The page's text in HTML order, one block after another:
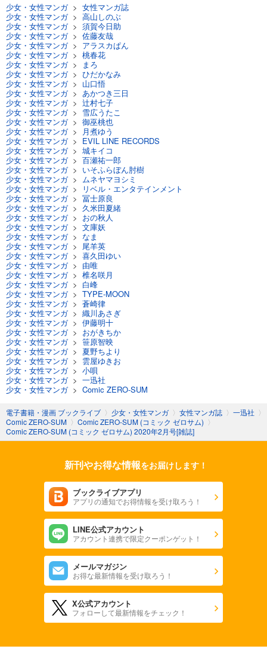
あらすじを表示する
509 円 (税込)
あらすじを表示する
509 円 (税込)
あらすじを表示する
509円 (税込)
あらすじを表示する
509円 (税込)
あらすじを表示する
カート
509円 (税込)
あらすじを表示する
509円 (税込)
少女・女性マンガ> 女性マンガ誌
少女・女性マンガ> 高山しのぶ
少女・女性マンガ> 須賀今日助
少女・女性マンガ> 佐藤友哉
少女・女性マンガ> アラスカぱん
少女・女性マンガ> 桃春花
少女・女性マンガ>
まろ
少女・女性マンガ> ひだかなみ
少女・女性マンガ> 山口悟
少女・女性マンガ> あかつき三日
少女・女性マンガ> 辻村七子
少女・女性マンガ> 雪広うたこ
少女・女性マンガ> 御巫桃也
少女・女性マンガ>
月煮ゆう
少女・女性マンガ> EVIL LINE RECORDS
少女・女性マンガ> 城キイコ
少女・女性マンガ> 百瀬祐一郎
少女・女性マンガ> いそふらぼん肘樹
少女・女性マンガ>
ムネヤマヨシミ
少女・女性マンガ>
リベル・エンタテインメント
少女・女性マンガ> 冨士原良
少女・女性マンガ> 久米田夏緒
少女・女性マンガ> おの秋人
少女・女性マンガ> 文庫妖
少女・女性マンガ> なま
少女・女性マンガ> 尾羊英
少女・女性マンガ> 喜久田ゆい
少女・女性マンガ> 由唯
少女・女性マンガ> 椎名咲月
少女・女性マンガ> 白峰
少女・女性マンガ> TYPE-MOON
少女・女性マンガ> 蒼崎律
少女・女性マンガ> 織川あさぎ
少女・女性マンガ> 伊藤明十
少女・女性マンガ> おがきちか
少女・女性マンガ> 笹原智映
少女・女性マンガ> 夏野ちより
少女・女性マンガ> 雲屋ゆきお
少女・女性マンガ> 小唄
少女・女性マンガ> 一迅社
少女・女性マンガ> Comic ZERO-SUM
電子書籍・漫画 ブックライブ 〉 少女・女性マンガ 〉 女性マンガ誌 〉 一迅社 〉
Comic ZERO-SUM 〉 Comic ZERO-SUM (コミック ゼロサム) 〉
Comic ZERO-SUM (コミック ゼロサム) 2020年2月号[雑誌]
新刊やお得な情報をお届けします！
ブックライブアプリ
アプリの通知でお得情報を受け取ろう！
LINE公式アカウント
アカウント連携で限定クーポンゲット！
メールマガジン
お得な最新情報を受け取ろう！
X公式アカウント
フォローして最新情報をチェック！